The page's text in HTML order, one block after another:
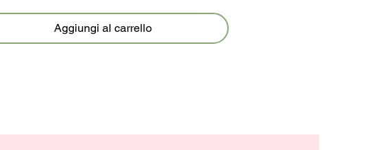
Aggiungi al carrello